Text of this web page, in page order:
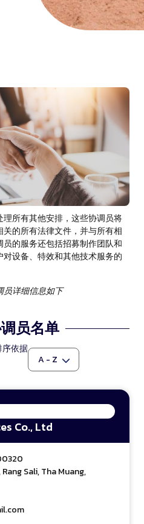
所有其他安排，这些协调员将
的所有法律文件，并与所有相
的服务还包括招募制作团队和
设备、特效和其他技术服务的
员详细信息如下
员名单
序依据
Co., Ltd
Rang Sali, Tha Muang,